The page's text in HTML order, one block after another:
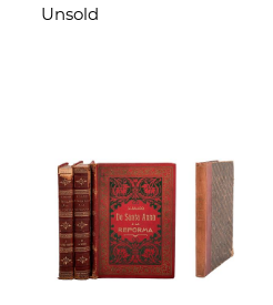
Y MAGIA EN
Unsold